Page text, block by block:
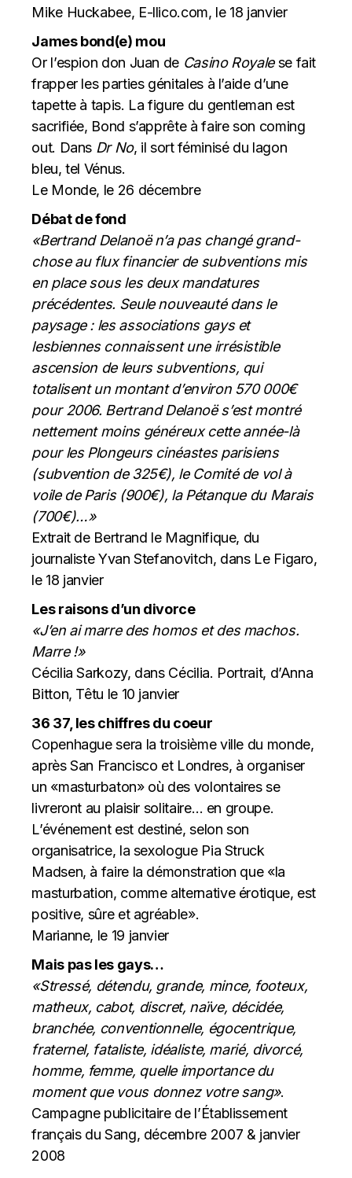
Mike Huckabee, E-llico.com, le 18 janvier
James bond(e) mou
Or l’espion don Juan de Casino Royalese fait
frapper les parties génitales à l’aide d’une
tapette à tapis. La figure du gentleman est
sacrifiée, Bond s’apprête à faire son coming
out. Dans Dr No, il sort féminisé du lagon
bleu, tel Vénus.
Le Monde, le 26 décembre
Débat de fond
«Bertrand Delanoë n’a pas changé grand-
chose au flux financier de subventions mis
en place sous les deux mandatures
précédentes. Seule nouveauté dans le
paysage : les associations gays et
lesbiennes connaissent une irrésistible
ascension de leurs subventions, qui
totalisent un montant d’environ 570 000€
pour 2006. Bertrand Delanoë s’est montré
nettement moins généreux cette année-là
pour les Plongeurs cinéastes parisiens
(subvention de 325€), le Comité de vol à
voile de Paris (900€), la Pétanque du Marais
(700€)…»
Extrait de Bertrand le Magnifique, du
journaliste Yvan Stefanovitch, dans Le Figaro,
le 18 janvier
Les raisons d’un divorce
«J’en ai marre des homos et des machos.
Marre !»
Cécilia Sarkozy, dans Cécilia. Portrait, d’Anna
Bitton, Têtu le 10 janvier
36 37, les chiffres du coeur
Copenhague sera la troisième ville du monde,
après San Francisco et Londres, à organiser
un «masturbaton» où des volontaires se
livreront au plaisir solitaire… en groupe.
L’événement est destiné, selon son
organisatrice, la sexologue Pia Struck
Madsen, à faire la démonstration que «la
masturbation, comme alternative érotique, est
positive, sûre et agréable».
Marianne, le 19 janvier
Mais pas les gays…
«Stressé, détendu, grande, mince, footeux,
matheux, cabot, discret, naïve, décidée,
branchée, conventionnelle, égocentrique,
fraternel, fataliste, idéaliste, marié, divorcé,
homme, femme, quelle importance du
moment que vous donnez votre sang».
Campagne publicitaire de l’Établissement
français du Sang, décembre 2007 & janvier
2008